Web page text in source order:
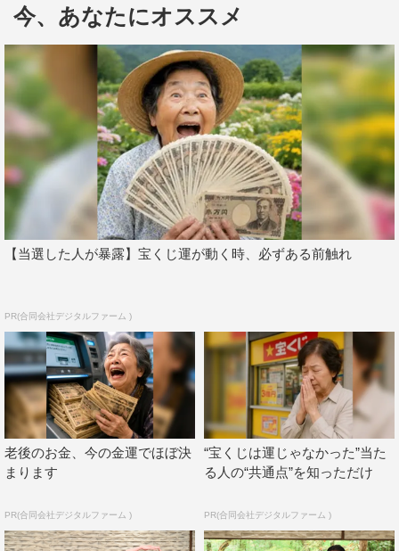
匠の至芸に衝撃を受けたと言うたい平。そこから落語の面
るや、自分の力量を試そうと着物姿で下駄を履き、ふんど
しを締めて、おじいちゃんおばあちゃんに落語を披露する
ひとり旅に出たエピソードなど、落語に生涯を捧げようと
思った学生時代の原点を明かす。
そして、大学を卒業後は、林家こん平師匠に弟子入りを
志願すると、林家三平大師匠の家で“行儀見習い”として住
み込み生活をスタートさせる。海老名家での当時の思い出
や “たい平”という名の由来、さらには紳士服の仕立て業を
さらに、81歳の高齢にもかかわらず前座よりも前に楽屋
入りする林家木久扇師匠や、たい平がいくら手を挙げても
全然指してくれなかった5代目三遊亭圓楽師匠など、落語
界のレジェンドたちの面白裏話もたっぷり語る。
小さい頃から父との日常会話の中に「落語」があったと
いう阿川佐和子とたい平ならではの落語の魅力を語るトー
クもたっぷり。落語の中の登場人物はなぜこんなに魅力的
今、あなたにオススメ
【当選した人が暴露】宝くじ運が動く時、必ずある前触れ
PR(合同会社デジタルファーム )
老後のお金、今の金運でほぼ決
まります
PR(合同会社デジタルファーム )
“宝くじは運じゃなかった”当た
る人の“共通点”を知っただけ
PR(合同会社デジタルファーム )